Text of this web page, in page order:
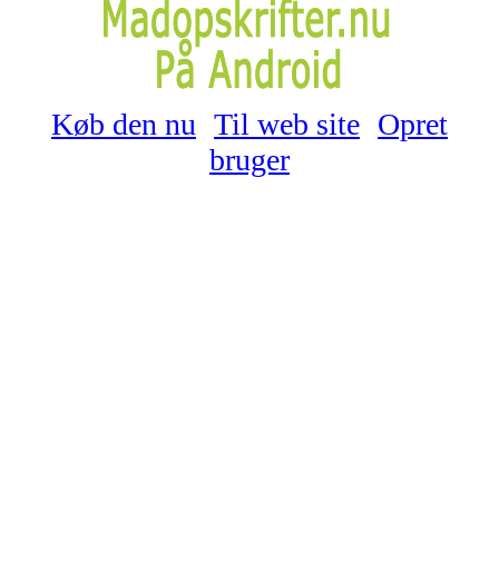
Køb den nu Til web site Opret
bruger